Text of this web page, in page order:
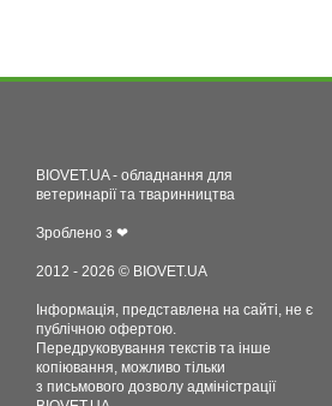
BIOVET.UA - обладнання для
ветеринарії та тваринництва
Зроблено з ❤
2012 - 2026 © BIOVET.UA
Інформація, представлена на сайті, не є
публічною офертою.
Передруковування текстів та інше
копіювання, можливо тільки
з письмового дозволу адміністрації